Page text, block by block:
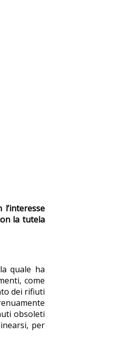
la tutela
quale ha
come
dei rifiuti
obsoleti
per